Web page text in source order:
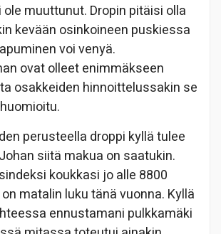
ole muuttunut. Dropin pitäisi olla
kevään osinkoineen puskiessa
voi venyä.
ovat olleet enimmäkseen
osakkeiden hinnoittelussakin se
perusteella droppi kyllä tulee
siitä makua on saatukin.
koukkasi jo alle 8800
matalin luku tänä vuonna. Kyllä
ennustamani pulkkamäki